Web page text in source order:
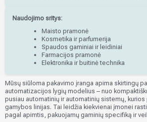
Naudojimo sritys:
Maisto pramonė
Kosmetika ir parfumerija
Spaudos gaminiai ir leidiniai
Farmacijos pramonė
Elektronika ir buitinė technika
Mūsų siūloma pakavimo įranga apima skirtingų
automatizacijos lygių modelius – nuo
pusiau automatinių ir automatinių sistemų,
gamybos linijas. Tai leidžia kiekvienai įmonei
pagal apimtis, pakuojamų gaminių specifiką ir